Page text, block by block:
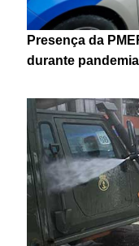
Presença da
durante pandemia